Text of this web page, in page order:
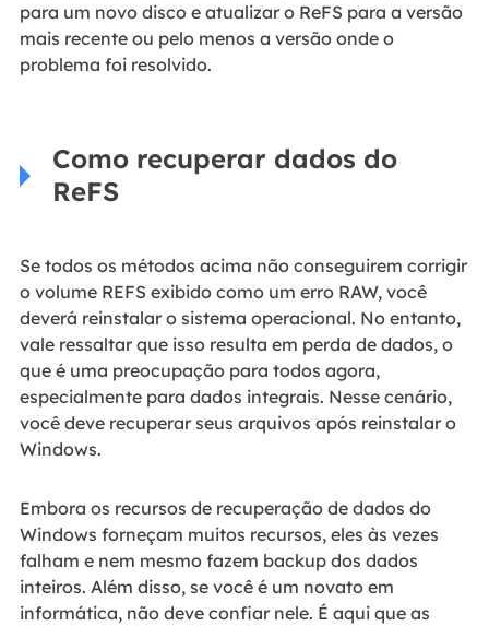
para um novo disco e atualizar o ReFS para a versão
mais recente ou pelo menos a versão onde o
problema foi resolvido.
Como recuperar dados do
ReFS
Se todos os métodos acima não conseguirem corrigir
o volume REFS exibido como um erro RAW, você
deverá reinstalar o sistema operacional. No entanto,
vale ressaltar que isso resulta em perda de dados, o
que é uma preocupação para todos agora,
especialmente para dados integrais. Nesse cenário,
você deve recuperar seus arquivos após reinstalar o
Windows.
Embora os recursos de recuperação de dados do
Windows forneçam muitos recursos, eles às vezes
falham e nem mesmo fazem backup dos dados
inteiros. Além disso, se você é um novato em
informática, não deve confiar nele. É aqui que as